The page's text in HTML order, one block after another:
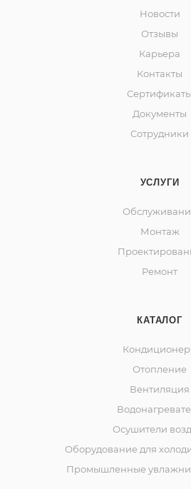
Новости
Отзывы
Карьера
Контакты
Сертификаты
Документы
Сотрудники
УСЛУГИ
Монтаж
Ремонт
КАТАЛОГ
Отопление
Вентиляция
Осушители
Оборудование для
Промышленные